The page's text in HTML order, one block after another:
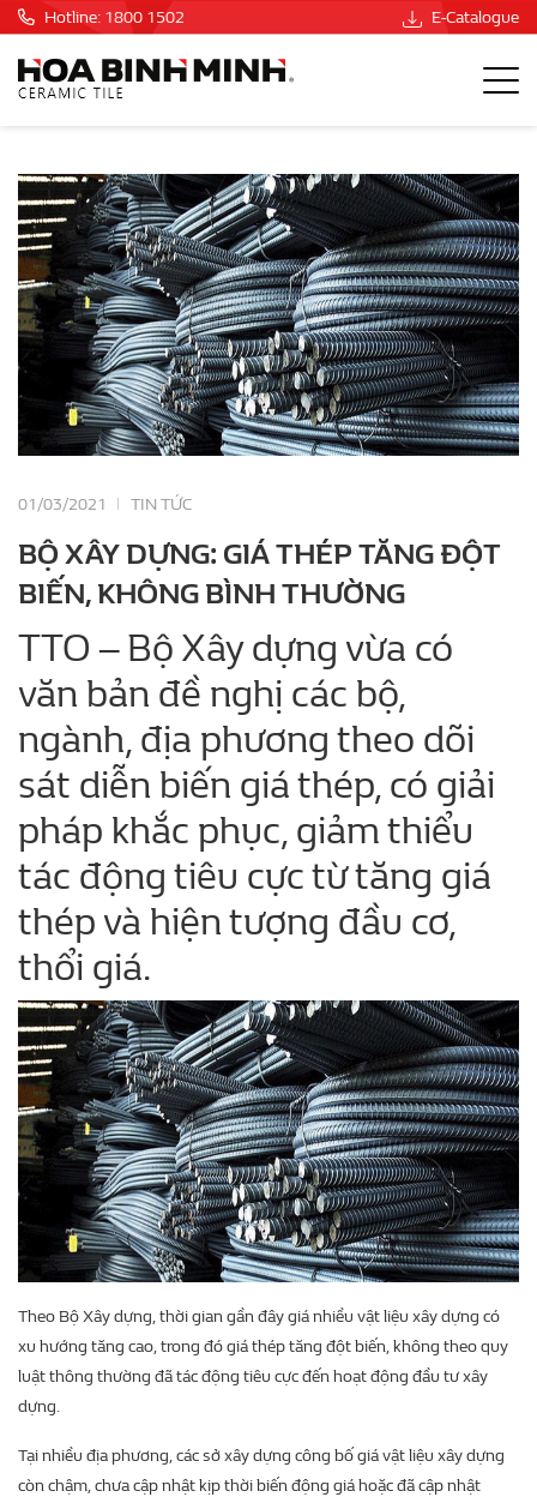
Hotline: 1800 1502 E-Catalogue
01/03/2021 TIN TỨC
BỘ XÂY DỰNG: GIÁ THÉP TĂNG ĐỘT
BIẾN, KHÔNG BÌNH THƯỜNG
TTO – Bộ Xây dựng vừa có
văn bản đề nghị các bộ,
ngành, địa phương theo dõi
sát diễn biến giá thép, có giải
pháp khắc phục, giảm thiểu
tác động tiêu cực từ tăng giá
thép và hiện tượng đầu cơ,
thổi giá.
Theo Bộ Xây dựng, thời gian gần đây giá nhiều vật liệu xây dựng có
xu hướng tăng cao, trong đó giá thép tăng đột biến, không theo quy
luật thông thường đã tác động tiêu cực đến hoạt động đầu tư xây
dựng.
Tại nhiều địa phương, các sở xây dựng công bố giá vật liệu xây dựng
còn chậm, chưa cập nhật kịp thời biến động giá hoặc đã cập nhật